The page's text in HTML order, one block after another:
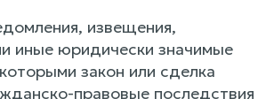
извещения,
иные юридически значимые
закон или сделка
правовые последствия